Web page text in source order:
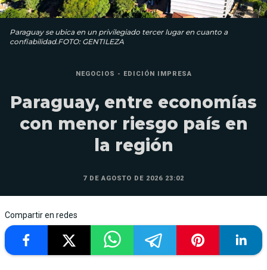
Paraguay se ubica en un privilegiado tercer lugar en cuanto a
confiabilidad.FOTO: GENTILEZA
NEGOCIOS - EDICIÓN IMPRESA
Paraguay, entre economías
con menor riesgo país en
la región
7 DE AGOSTO DE 2026 23:02
Compartir en redes